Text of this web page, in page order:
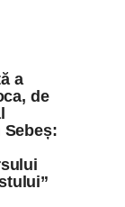
a
de
Sebeș: